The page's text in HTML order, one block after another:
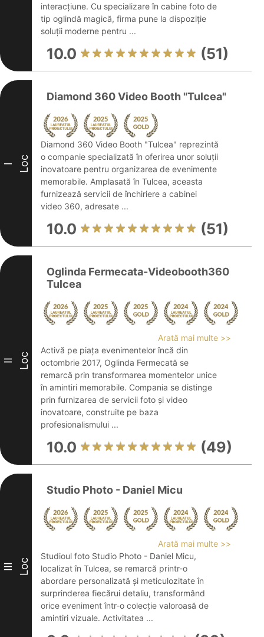
interacțiune. Cu specializare în cabine foto de
tip oglindă magică, firma pune la dispoziție
soluții moderne pentru ...
10.0 (51)
I Loc
Diamond 360 Video Booth "Tulcea"
Diamond 360 Video Booth "Tulcea" reprezintă
o companie specializată în oferirea unor soluții
inovatoare pentru organizarea de evenimente
memorabile. Amplasată în Tulcea, aceasta
furnizează servicii de închiriere a cabinei
video 360, adresate ...
10.0 (51)
II Loc
Oglinda Fermecata-Videobooth360
Tulcea
Arată mai multe >>
Activă pe piața evenimentelor încă din
octombrie 2017, Oglinda Fermecată se
remarcă prin transformarea momentelor unice
în amintiri memorabile. Compania se distinge
prin furnizarea de servicii foto și video
inovatoare, construite pe baza
profesionalismului ...
10.0 (49)
III Loc
Studio Photo - Daniel Micu
Arată mai multe >>
Studioul foto Studio Photo - Daniel Micu,
localizat în Tulcea, se remarcă printr-o
abordare personalizată și meticulozitate în
surprinderea fiecărui detaliu, transformând
orice eveniment într-o colecție valoroasă de
amintiri vizuale. Activitatea ...